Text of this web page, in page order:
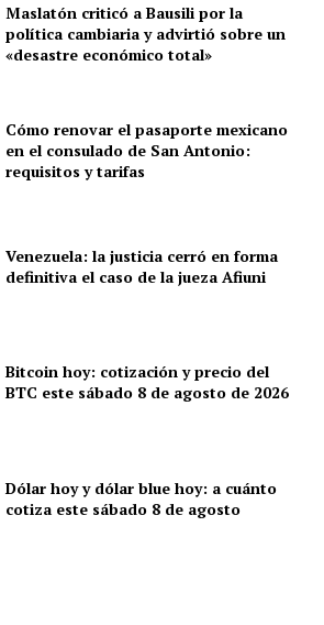
Maslatón criticó a Bausili por la
política cambiaria y advirtió sobre un
«desastre económico total»
Cómo renovar el pasaporte mexicano
en el consulado de San Antonio:
requisitos y tarifas
Venezuela: la justicia cerró en forma
definitiva el caso de la jueza Afiuni
Bitcoin hoy: cotización y precio del
BTC este sábado 8 de agosto de 2026
Dólar hoy y dólar blue hoy: a cuánto
cotiza este sábado 8 de agosto